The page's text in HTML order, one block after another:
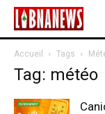
Accueil Tags
Tag: météo